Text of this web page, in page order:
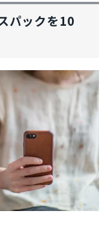
パックを10